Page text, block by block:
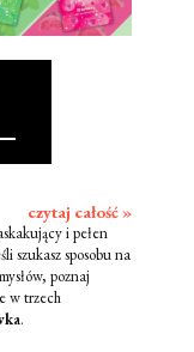
czytaj całość »
i pełen
szukasz sposobu na
poznaj
w trzech
.